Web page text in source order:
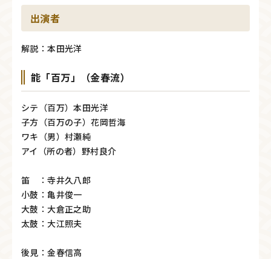
出演者
解説：本田光洋
能「百万」（金春流）
シテ（百万）本田光洋
子方（百万の子）花岡哲海
ワキ（男）村瀬純
アイ（所の者）野村良介
笛 ：寺井久八郎
小鼓：亀井俊一
大鼓：大倉正之助
太鼓：大江照夫
後見：金春信高